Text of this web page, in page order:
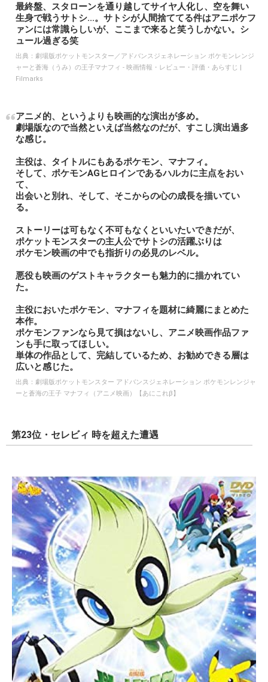
最終盤、スタローンを通り越してサイヤ人化し、空を舞い
生身で戦うサトシ...。サトシが人間捨ててる件はアニポケフ
ァンには常識らしいが、ここまで来ると笑うしかない。シ
ュール過ぎる笑
出典： 劇場版ポケットモンスター／アドバンスジェネレーション ポケモンレンジ
ャーと蒼海（うみ）の王子マナフィ - 映画情報・レビュー・評価・あらすじ |
Filmarks
アニメ的、というよりも映画的な演出が多め。
劇場版なので当然といえば当然なのだが、すこし演出過多
な感じ。
主役は、タイトルにもあるポケモン、マナフィ。
そして、ポケモンAGヒロインであるハルカに主点をおい
て、
出会いと別れ、そして、そこからの心の成長を描いてい
る。
ストーリーは可もなく不可もなくといいたいできだが、
ポケットモンスターの主人公でサトシの活躍ぶりは
ポケモン映画の中でも指折りの必見のレベル。
悪役も映画のゲストキャラクターも魅力的に描かれてい
た。
主役においたポケモン、マナフィを題材に綺麗にまとめた
本作。
ポケモンファンなら見て損はないし、アニメ映画作品ファ
ンも手に取ってほしい。
単体の作品として、完結しているため、お勧めできる層は
広いと感じた。
出典： 劇場版ポケットモンスター アドバンスジェネレーション ポケモンレンジャ
ーと蒼海の王子 マナフィ（アニメ映画）【あにこれβ】
第23位・セレビィ 時を超えた遭遇